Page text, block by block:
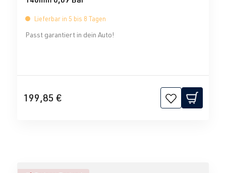
Lieferbar in 5 bis 8 Tagen
Passt garantiert in dein Auto!
199,85 €